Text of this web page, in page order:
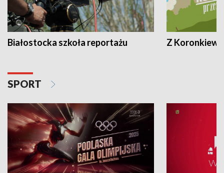
Białostocka szkoła reportażu Z
SPORT